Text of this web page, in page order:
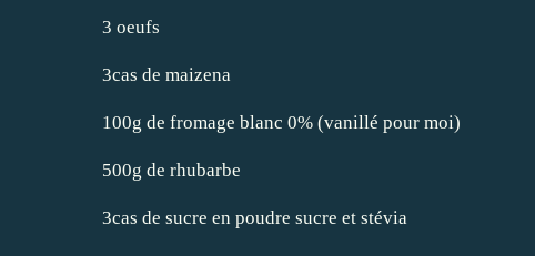
3 oeufs
3cas de maizena
100g de fromage blanc 0% (vanillé pour moi)
500g de rhubarbe
3cas de sucre en poudre sucre et stévia